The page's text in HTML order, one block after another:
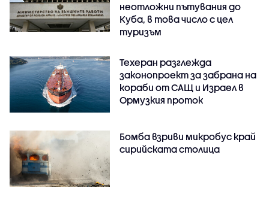
неотложни пътувания до
Куба, в това число с цел
туризъм
Техеран разглежда
законопроект за забрана на
кораби от САЩ и Израел в
Ормузкия проток
Бомба взриви микробус край
сирийската столица